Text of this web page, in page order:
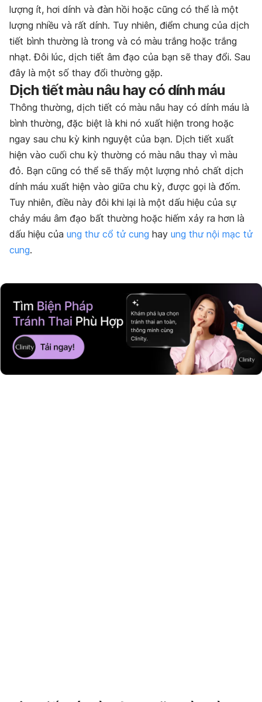
lượng ít, hơi dính và đàn hồi hoặc cũng có thể là một
lượng nhiều và rất dính. Tuy nhiên, điểm chung của dịch
tiết bình thường là trong và có màu trắng hoặc trắng
nhạt. Đôi lúc, dịch tiết âm đạo của bạn sẽ thay đổi. Sau
đây là một số thay đổi thường gặp.
Dịch tiết màu nâu hay có dính máu
Thông thường, dịch tiết có màu nâu hay có dính máu là
bình thường, đặc biệt là khi nó xuất hiện trong hoặc
ngay sau chu kỳ kinh nguyệt của bạn. Dịch tiết xuất
hiện vào cuối chu kỳ thường có màu nâu thay vì màu
đỏ. Bạn cũng có thể sẽ thấy một lượng nhỏ chất dịch
dính máu xuất hiện vào giữa chu kỳ, được gọi là đốm.
Tuy nhiên, điều này đôi khi lại là một dấu hiệu của sự
chảy máu âm đạo bất thường hoặc hiếm xảy ra hơn là
dấu hiệu của ung thư cổ tử cung hay ung thư nội mạc tử
cung.